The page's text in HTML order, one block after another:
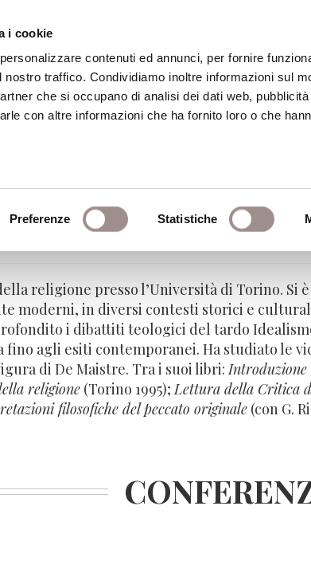
i cookie
contenuti ed annunci, per fornire
nostro traffico. Condividiamo inoltre informazioni sul
che si occupano di analisi dei dati web,
con altre informazioni che ha fornito loro o che
Preferenze Statistiche
Centro Culturale Centro
- Università di Torino
religione presso l’Università di Torino.
moderni, in diversi contesti storici e
i dibattiti teologici del tardo
fino agli esiti contemporanei. Ha studiato le
di De Maistre. Tra i suoi libri:Introduzione
religione (Torino 1995);Lettura della Critica
filosofiche del peccato originale (con G.